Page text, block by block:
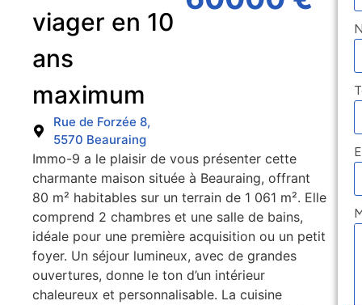
viager en 10
ans
maximum
Rue de Forzée 8,
5570 Beauraing
Immo-9 a le plaisir de vous présenter cette
charmante maison située à Beauraing, offrant
80 m² habitables sur un terrain de 1 061 m². Elle
comprend 2 chambres et une salle de bains,
idéale pour une première acquisition ou un petit
foyer. Un séjour lumineux, avec de grandes
ouvertures, donne le ton d’un intérieur
chaleureux et personnalisable. La cuisine